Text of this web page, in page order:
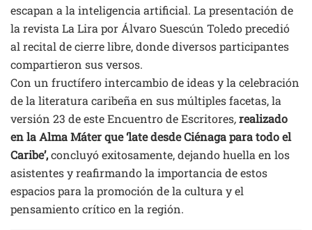
escapan a la inteligencia artificial. La presentación de
la revista La Lira por Álvaro Suescún Toledo precedió
al recital de cierre libre, donde diversos participantes
compartieron sus versos.
Con un fructífero intercambio de ideas y la celebración
de la literatura caribeña en sus múltiples facetas, la
versión 23 de este Encuentro de Escritores,realizado
en la Alma Máter que ‘late desde Ciénaga para todo el
Caribe’,concluyó exitosamente, dejando huella en los
asistentes y reafirmando la importancia de estos
espacios para la promoción de la cultura y el
pensamiento crítico en la región.